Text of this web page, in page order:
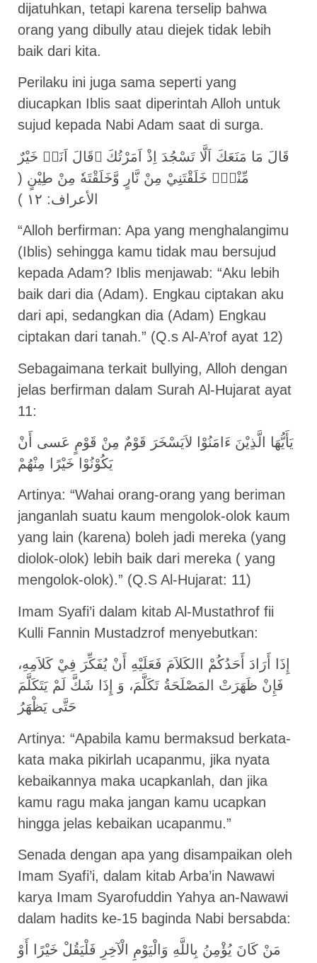
dijatuhkan, tetapi karena terselip bahwa
orang yang dibully atau diejek tidak lebih
baik dari kita.
Perilaku ini juga sama seperti yang
diucapkan Iblis saat diperintah Alloh untuk
sujud kepada Nabi Adam saat di surga.
قَالَ مَا مَنَعَكَ اَلَّا تَسْجُدَ اِذْ اَمَرْتُكَ ۗقَالَ اَنَا۠ خَيْرٌ
مِّنْهُۚ خَلَقْتَنِيْ مِنْ نَّارٍ وَّخَلَقْتَهٗ مِنْ طِيْنٍ (
الأعراف: ١٢ )
“Alloh berfirman: Apa yang menghalangimu
(Iblis) sehingga kamu tidak mau bersujud
kepada Adam? Iblis menjawab: “Aku lebih
baik dari dia (Adam). Engkau ciptakan aku
dari api, sedangkan dia (Adam) Engkau
ciptakan dari tanah.” (Q.s Al-A’rof ayat 12)
Sebagaimana terkait bullying, Alloh dengan
jelas berfirman dalam Surah Al-Hujarat ayat
11:
يَأَيُّهَا الَّذِيْنَ ءَامَنُوْا لاَيَسْخَرَ قَوْمٌ مِنْ قَوْمٍ عَسى أَنْ
يَكُوْنُوْا خَيْرًا مِنْهُمْ
Artinya: “Wahai orang-orang yang beriman
janganlah suatu kaum mengolok-olok kaum
yang lain (karena) boleh jadi mereka (yang
diolok-olok) lebih baik dari mereka ( yang
mengolok-olok).” (Q.S Al-Hujarat: 11)
Imam Syafi’i dalam kitab Al-Mustathrof fii
Kulli Fannin Mustadzrof menyebutkan:
إِذَا أَرَادَ أَحَدُكُمْ االكَلاَمَ فَعَلَيْهِ أَنْ يُفَكِّرَ فِيْ كَلاَمِهِ،
فَإِنْ ظَهَرَتْ المَصْلَحَةُ تَكَلَّمَ، وَ إِذَا شَكَّ لَمْ يَتَكَلَّمَ
حَتَّى يَظْهَرُ
Artinya: “Apabila kamu bermaksud berkata-
kata maka pikirlah ucapanmu, jika nyata
kebaikannya maka ucapkanlah, dan jika
kamu ragu maka jangan kamu ucapkan
hingga jelas kebaikan ucapanmu.”
Senada dengan apa yang disampaikan oleh
Imam Syafi’i, dalam kitab Arba’in Nawawi
karya Imam Syarofuddin Yahya an-Nawawi
dalam hadits ke-15 baginda Nabi bersabda:
مَنْ كَانَ يُؤْمِنُ بِاللَّهِ وَالْيَوْمِ الْآخِرِ فَلْيَقُلْ خَيْرًا أَوْ